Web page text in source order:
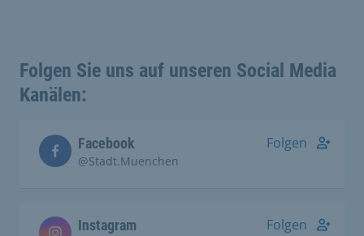
Folgen Sie uns auf unseren Social Media
Kanälen:
Facebook
@Stadt.Muenchen
Folgen
Instagram Folgen